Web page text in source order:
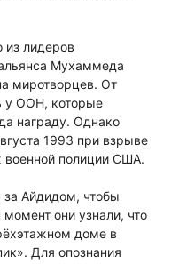
из лидеров
Мухаммеда
миротворцев. От
у ООН, которые
награду. Однако
1993 при взрыве
военной полиции США.
Айдидом, чтобы
момент они узнали, что
доме в
Для опознания